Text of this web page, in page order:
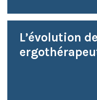
L’évolution